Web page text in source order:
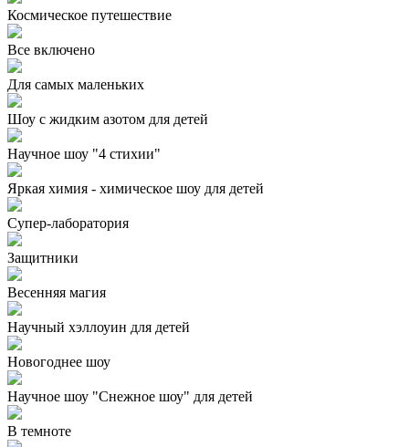
Космическое путешествие
Все включено
Для самых маленьких
Шоу с жидким азотом для детей
Научное шоу "4 стихии"
Яркая химия - химическое шоу для детей
Супер-лаборатория
Защитники
Весенняя магия
Научный хэллоуин для детей
Новогоднее шоу
Научное шоу "Снежное шоу" для детей
В темноте